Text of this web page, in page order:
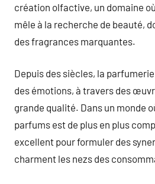
création olfactive, un domaine
mêle à la recherche de beauté,
des fragrances marquantes.
Depuis des siècles, la
des émotions, à travers des
grande qualité. Dans un monde
parfums est de plus en plus
excellent pour formuler des
charment les nezs des